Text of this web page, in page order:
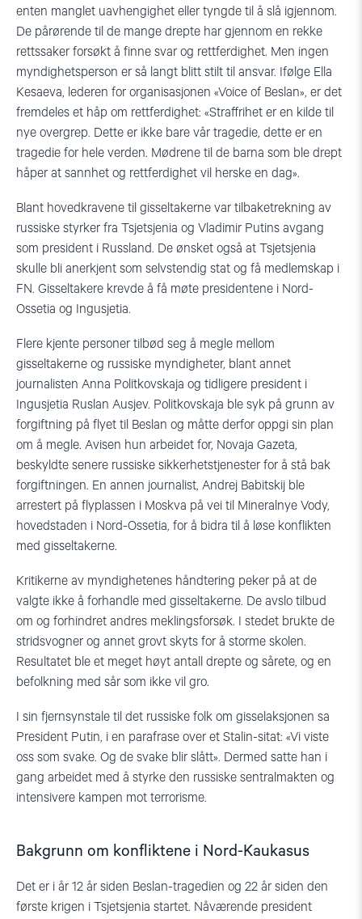
enten manglet uavhengighet eller tyngde til å slå igjennom.
De pårørende til de mange drepte har gjennom en rekke
rettssaker forsøkt å finne svar og rettferdighet. Men ingen
myndighetsperson er så langt blitt stilt til ansvar. Ifølge Ella
Kesaeva, lederen for organisasjonen «Voice of Beslan», er det
fremdeles et håp om rettferdighet: «Straffrihet er en kilde til
nye overgrep. Dette er ikke bare vår tragedie, dette er en
tragedie for hele verden. Mødrene til de barna som ble drept
håper at sannhet og rettferdighet vil herske en dag».
Blant hovedkravene til gisseltakerne var tilbaketrekning av
russiske styrker fra Tsjetsjenia og Vladimir Putins avgang
som president i Russland. De ønsket også at Tsjetsjenia
skulle bli anerkjent som selvstendig stat og få medlemskap i
FN. Gisseltakere krevde å få møte presidentene i Nord-
Ossetia og Ingusjetia.
Flere kjente personer tilbød seg å megle mellom
gisseltakerne og russiske myndigheter, blant annet
journalisten Anna Politkovskaja og tidligere president i
Ingusjetia Ruslan Ausjev. Politkovskaja ble syk på grunn av
forgiftning på flyet til Beslan og måtte derfor oppgi sin plan
om å megle. Avisen hun arbeidet for, Novaja Gazeta,
beskyldte senere russiske sikkerhetstjenester for å stå bak
forgiftningen. En annen journalist, Andrej Babitskij ble
arrestert på flyplassen i Moskva på vei til Mineralnye Vody,
hovedstaden i Nord-Ossetia, for å bidra til å løse konflikten
med gisseltakerne.
Kritikerne av myndighetenes håndtering peker på at de
valgte ikke å forhandle med gisseltakerne. De avslo tilbud
om og forhindret andres meklingsforsøk. I stedet brukte de
stridsvogner og annet grovt skyts for å storme skolen.
Resultatet ble et meget høyt antall drepte og sårete, og en
befolkning med sår som ikke vil gro.
I sin fjernsynstale til det russiske folk om gisselaksjonen sa
President Putin, i en parafrase over et Stalin-sitat: «Vi viste
oss som svake. Og de svake blir slått». Dermed satte han i
gang arbeidet med å styrke den russiske sentralmakten og
intensivere kampen mot terrorisme.
Bakgrunn om konfliktene i Nord-Kaukasus
Det er i år 12 år siden Beslan-tragedien og 22 år siden den
første krigen i Tsjetsjenia startet. Nåværende president